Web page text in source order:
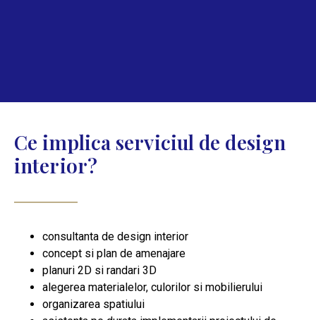
Ce implica serviciul de design
interior?
consultanta de design interior
concept si plan de amenajare
planuri 2D si randari 3D
alegerea materialelor, culorilor si mobilierului
organizarea spatiului